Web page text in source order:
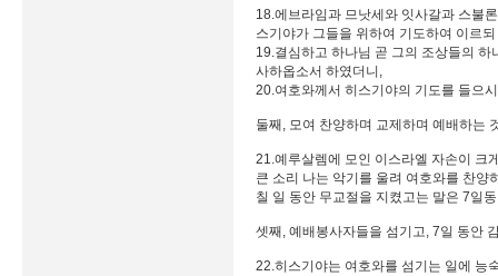
18.에브라임과 므낫세와 잇사갈과 스불
스기야가 그들을 위하여 기도하여 이르
19.결심하고 하나님 곧 그의 조상들의
사하옵소서 하였더니,
20.여호와께서 히스기야의 기도를 들으
둘째, 모여 찬양하며 교제하며 예배하는
21.예루살렘에 모인 이스라엘 자손이 크
큰 소리 나는 악기를 울려 여호와를 찬양
칠 일 동안 무교절을 지켰고는 말은 7일
셋째, 예배봉사자들을 섬기고, 7일 동안
22.히스기야는 여호와를 섬기는 일에 능